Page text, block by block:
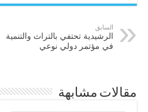
السابق
الرشيدية تحتفي بالتراث والتنمية
في مؤتمر دولي نوعي
مقالات مشابهة